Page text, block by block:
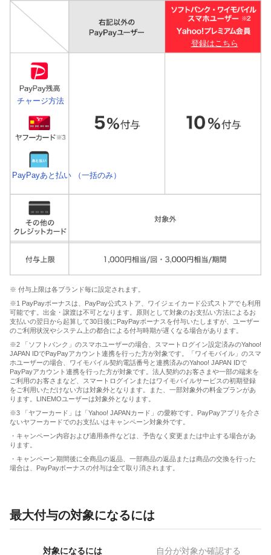
登録はこちら
チャージ方法
PayPayあと払い （一括のみ）
※ 付与上限は各ブランド毎に設定されます。
※1 PayPayボーナスは、PayPay公式ストア、ワイジェイカード公式ストアでも利用
可能です。出金・譲渡は不可となります。原則として対象のお支払い方法によるお
支払いの翌日から起算して30日後にPayPayボーナスを付与いたしますが、ユーザー
のご利用状況やシステム上の都合による付与時期が遅くなる場合があります。
※2 「ソフトバンク」のスマホユーザーの場合、スマートログイン設定済みのYahoo!
JAPAN IDでPayPayアカウント連携を行った方が対象です。「ワイモバイル」のスマ
ホユーザーの場合、ワイモバイル契約電話番号と連携済みのYahoo! JAPAN IDで
PayPayアカウント連携を行った方が対象です。法人契約のお客さまや一部の端末を
ご利用のお客さまなど、スマートログインまたはワイモバイルサービスの初期登録
をご利用いただけない方は対象外となります。また、一部対象外の料金プランがあ
ります。LINEMOユーザーは対象外となります。
※3 「ヤフーカード」は「Yahoo! JAPANカード」の愛称です。PayPayアプリを介さ
ないヤフーカードでのお支払いはキャンペーン対象外です。
・キャンペーン内容および適用条件などは、予告なく変更または中止する場合があ
ります。
・キャンペーン期間後に全商品の返品、一部商品の返品または商品の交換を行った
場合は、PayPayボーナスの付与は全て取り消されます。
最大付与の対象になるには
対象になるには 自分が対象か確認する